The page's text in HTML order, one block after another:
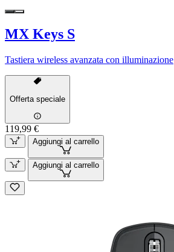
MX Keys S
Tastiera wireless avanzata con illuminazione
Offerta speciale
119,99 €
Aggiungi al carrello
Aggiungi al carrello